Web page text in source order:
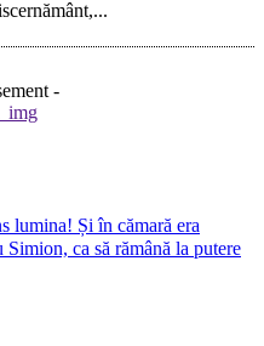
-
lumina! Și în cămară era
ca să rămână la putere